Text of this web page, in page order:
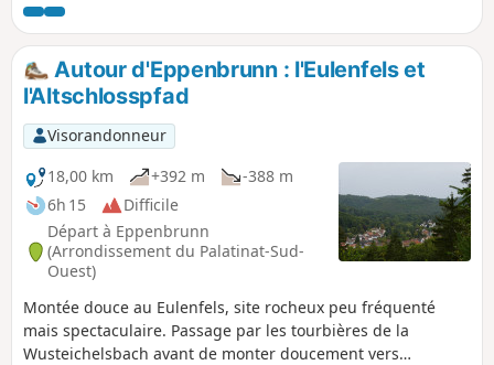
n'existent, mais les formes atypiques, les
surplombs rocheux et les couleurs
changeantes en fonction de la lumière du
jour magnifient cet ensemble rocheux.
Sentier balisé du label allemand
« Premiumgweg ».
Autour d'Eppenbrunn : l'Eulenfels et
l'Altschlosspfad
Visorandonneur
18,00 km
+392 m
-388 m
6h 15
Difficile
Départ à Eppenbrunn
(Arrondissement du Palatinat-Sud-
Ouest)
Montée douce au Eulenfels, site rocheux peu fréquenté
mais spectaculaire. Passage par les tourbières de la
Wusteichelsbach avant de monter doucement vers